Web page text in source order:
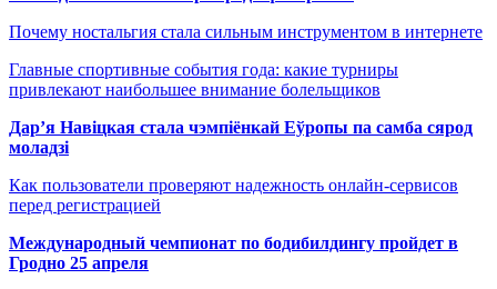
Почему ностальгия стала сильным инструментом в интернете
Главные спортивные события года: какие турниры
привлекают наибольшее внимание болельщиков
Дар’я Навіцкая стала чэмпіёнкай Еўропы па самба сярод
моладзі
Как пользователи проверяют надежность онлайн-сервисов
перед регистрацией
Международный чемпионат по бодибилдингу пройдет в
Гродно 25 апреля